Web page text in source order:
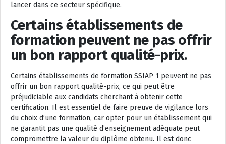
lancer dans ce secteur spécifique.
Certains établissements de
formation peuvent ne pas offrir
un bon rapport qualité-prix.
Certains établissements de formation SSIAP 1 peuvent ne pas
offrir un bon rapport qualité-prix, ce qui peut être
préjudiciable aux candidats cherchant à obtenir cette
certification. Il est essentiel de faire preuve de vigilance lors
du choix d’une formation, car opter pour un établissement qui
ne garantit pas une qualité d’enseignement adéquate peut
compromettre la valeur du diplôme obtenu. Il est donc